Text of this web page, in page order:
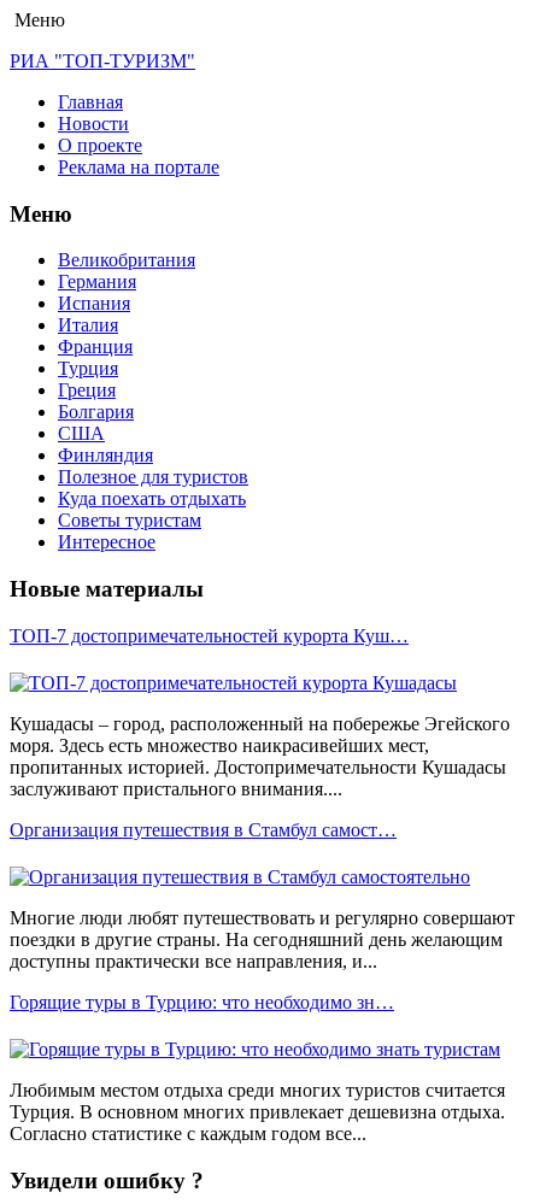
Меню
РИА "ТОП-ТУРИЗМ"
Главная
Новости
О проекте
Реклама на портале
Меню
Великобритания
Германия
Испания
Италия
Франция
Турция
Греция
Болгария
США
Финляндия
Полезное для туристов
Куда поехать отдыхать
Советы туристам
Интересное
Новые материалы
ТОП-7 достопримечательностей курорта Куш…
Кушадасы – город, расположенный на побережье Эгейского
моря. Здесь есть множество наикрасивейших мест,
пропитанных историей. Достопримечательности Кушадасы
заслуживают пристального внимания....
Организация путешествия в Стамбул самост…
Многие люди любят путешествовать и регулярно совершают
поездки в другие страны. На сегодняшний день желающим
доступны практически все направления, и...
Горящие туры в Турцию: что необходимо зн…
Любимым местом отдыха среди многих туристов считается
Турция. В основном многих привлекает дешевизна отдыха.
Согласно статистике с каждым годом все...
Увидели ошибку ?